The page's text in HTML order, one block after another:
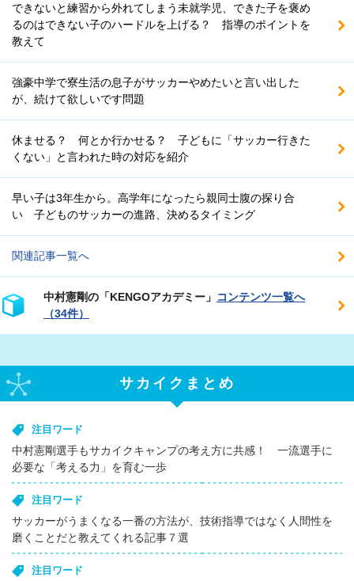
できないと練習から外れてしまう未就学児、できた子を褒め
るのはできない子のハードルを上げる？ 指導のポイントを
教えて
強豪中学で寮生活の息子がサッカーやめたいと言い出した
が、続けて欲しいです問題
休ませる？ 何とか行かせる？ 子どもに「サッカー行きた
くない」と言われた時の対応を紹介
早い子は3年生から。高学年になったら親同士腹の探り合
い 子どものサッカーの進路、決めるタイミング
関連記事一覧へ
中村憲剛の「KENGOアカデミー」 コンテンツ一覧へ
（34件）
サカイクまとめ
注目ワード
中村憲剛選手もサカイクキャンプの考え方に共感！ 一流選手に
必要な「考える力」を育む一歩
注目ワード
サッカーがうまくなる一番の方法が、技術指導ではなく人間性を
磨くことだと教えてくれる記事７選
注目ワード